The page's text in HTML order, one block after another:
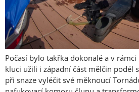
Počasí bylo takřka dokonalé a v
kluci užili i západní část mělčin podél
při snaze vyléčit své měknoucí